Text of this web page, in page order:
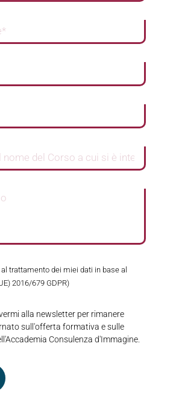
trattamento dei miei dati in base al
2016/679 GDPR)
alla newsletter per rimanere
sull'offerta formativa e sulle
Consulenza d'Immagine.